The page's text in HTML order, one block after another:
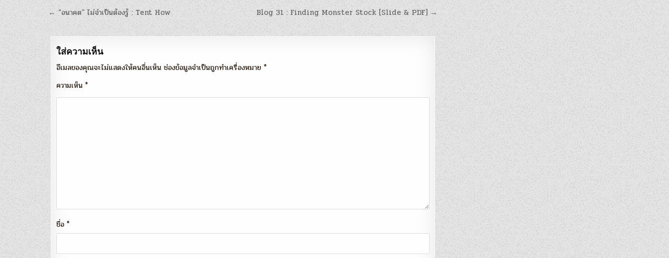
แนะแนว
เรื่อง
Blog 31 : Finding Monster Stock [Slide & PDF] →
← “อนาคต” ไม่จำเป็นต้องรู้ : Tent How
ใส่ความเห็น
อีเมลของคุณจะไม่แสดงให้คนอื่นเห็น ช่องข้อมูลจำเป็นถูกทำเครื่องหมาย *
ความเห็น *
ชื่อ *